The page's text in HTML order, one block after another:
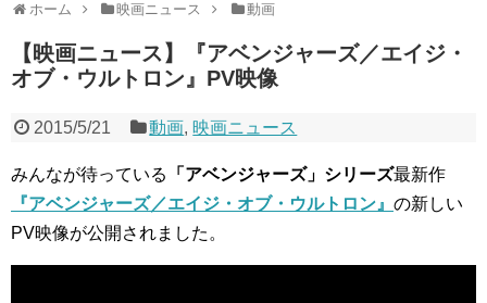
ホーム 映画ニュース 動画
【映画ニュース】『アベンジャーズ／エイジ・
オブ・ウルトロン』PV映像
2015/5/21 動画, 映画ニュース
みんなが待っている 「アベンジャーズ」シリーズ最新作
『アベンジャーズ／エイジ・オブ・ウルトロン』 の新しい
PV映像が公開されました。